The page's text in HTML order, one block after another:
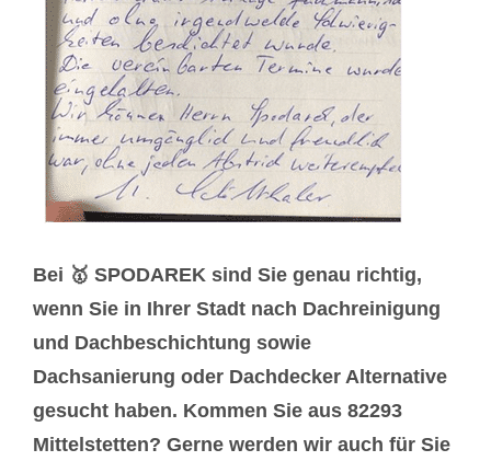
Bei 🥇 SPODAREK sind Sie genau richtig,
wenn Sie in Ihrer Stadt nach Dachreinigung
und Dachbeschichtung sowie
Dachsanierung oder Dachdecker Alternative
gesucht haben. Kommen Sie aus 82293
Mittelstetten? Gerne werden wir auch für Sie